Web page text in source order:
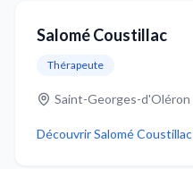
Salomé Coustillac
Thérapeute
Saint-Georges-d'Oléron
DécouvrirSalomé Coustillac